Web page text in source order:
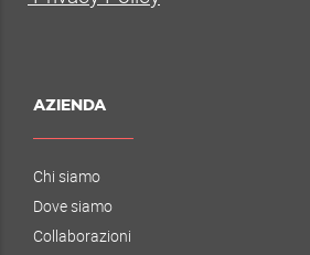
AZIENDA
Chi siamo
Dove siamo
Collaborazioni